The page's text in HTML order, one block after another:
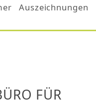
Auszeichnungen
FÜR